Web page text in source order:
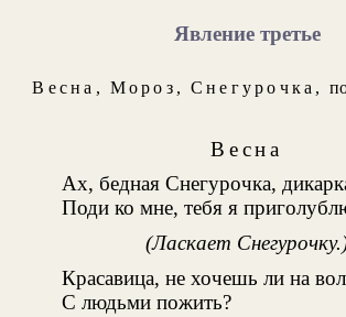
Явление третье
Весна , Мороз , Снегурочка ,
Весна
Ах, бедная Снегурочка,
Поди ко мне, тебя я
(Ласкает
Красавица, не хочешь ли на
С людьми пожить?